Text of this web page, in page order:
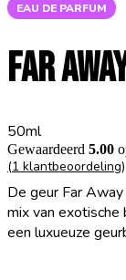
EAU DE PARFUM
Far
50ml
Gewaardeerd 5.00
(1 klantbeoordeling)
De geur Far
mix van
een luxueuze